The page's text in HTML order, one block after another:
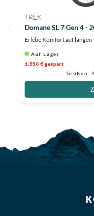
TREK
Domane SL 7 Gen 4 -
Erlebe Komfort auf
Auf Lager
1.550 € gespart
Größen: